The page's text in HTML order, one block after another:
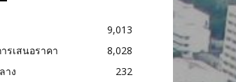
9,013
รเสนอราคา
8,028
าง
232